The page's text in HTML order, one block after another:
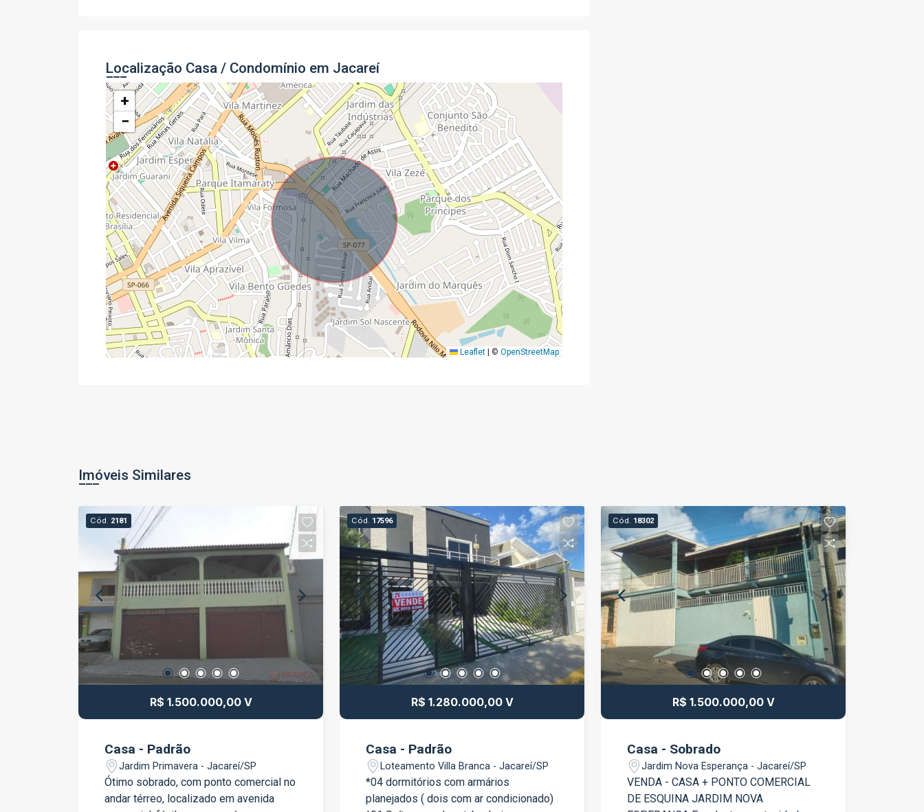
Localização Casa / Condomínio em Jacareí
+
−
Leaflet © OpenStreetMap
Imóveis Similares
Cód. 2181
R$ 1.500.000,00 V
Casa - Padrão
Jardim Primavera - Jacareí/SP
Ótimo sobrado, com ponto comercial no
andar térreo, localizado em avenida
Cód. 17596
R$ 1.280.000,00 V
Casa - Padrão
Loteamento Villa Branca - Jacareí/SP
*04 dormitórios com armários
planejados ( dois com ar condicionado)
Cód. 18302
R$ 1.500.000,00 V
Casa - Sobrado
Jardim Nova Esperança - Jacareí/SP
VENDA - CASA + PONTO COMERCIAL
DE ESQUINA JARDIM NOVA